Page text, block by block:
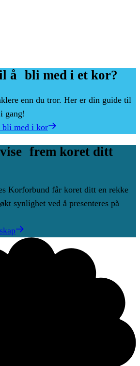
å bli med i et kor?
enn du tror. Her er din guide til
gang!
bli med i kor
vise frem koret ditt
Korforbund får koret ditt en rekke
synlighet ved å presenteres på